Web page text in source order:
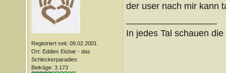
Registriert seit: 09.02.2001
Ort: Eddies Eisbar - das
Schleckerparadies
Beiträge: 3.173
der user nach mir kann
In jedes Tal schauen